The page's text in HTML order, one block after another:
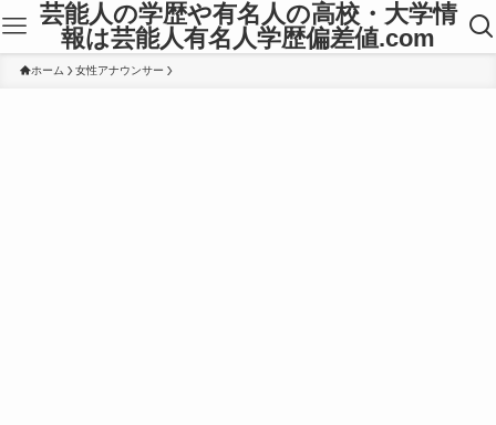
芸能人の学歴や有名人の高校・大学情
報は芸能人有名人学歴偏差値.com
ホーム 女性アナウンサー